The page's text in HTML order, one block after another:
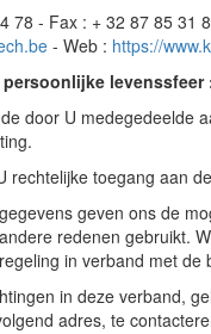
78 - Fax : + 32 87 85 31
- Web : https://
levenssfeer
door U medegedeelde
rechtelijke toegang aan
geven ons de
redenen gebruikt.
in verband met
in deze verband,
adres, te